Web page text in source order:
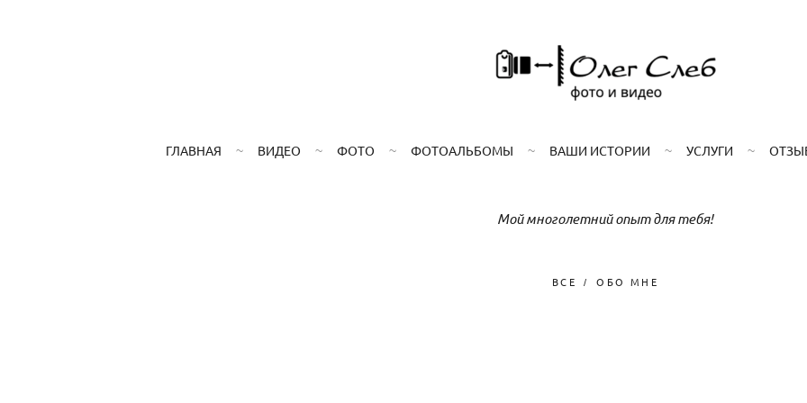
ГЛАВНАЯ ВИДЕО ФОТО ФОТОАЛЬБОМЫ ВАШИ ИСТОРИИ УСЛУГИ
Мой многолетний опыт для тебя!
ВСЕ ОБО МНЕ